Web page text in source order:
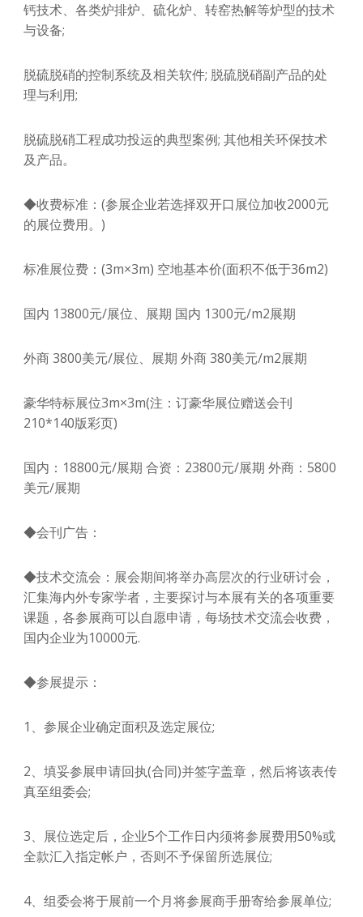
钙技术、各类炉排炉、硫化炉、转窑热解等炉型的技术
与设备;
脱硫脱硝的控制系统及相关软件; 脱硫脱硝副产品的处
理与利用;
脱硫脱硝工程成功投运的典型案例; 其他相关环保技术
及产品。
◆收费标准：(参展企业若选择双开口展位加收2000元
的展位费用。)
标准展位费：(3m×3m) 空地基本价(面积不低于36m2)
国内 13800元/展位、展期 国内 1300元/m2展期
外商 3800美元/展位、展期 外商 380美元/m2展期
豪华特标展位3m×3m(注：订豪华展位赠送会刊
210*140版彩页)
国内：18800元/展期 合资：23800元/展期 外商：5800
美元/展期
◆会刊广告：
◆技术交流会：展会期间将举办高层次的行业研讨会，
汇集海内外专家学者，主要探讨与本展有关的各项重要
课题，各参展商可以自愿申请，每场技术交流会收费，
国内企业为10000元.
◆参展提示：
1、参展企业确定面积及选定展位;
2、填妥参展申请回执(合同)并签字盖章，然后将该表传
真至组委会;
3、展位选定后，企业5个工作日内须将参展费用50%或
全款汇入指定帐户，否则不予保留所选展位;
4、组委会将于展前一个月将参展商手册寄给参展单位;